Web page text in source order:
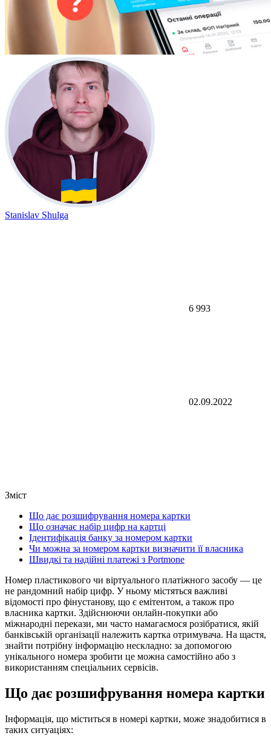
Stanislav Shulga
6 993
02.09.2022
Зміст
Що дає розшифрування номера картки
Що означає набір цифр на картці
Ідентифікація банку за номером картки
Чи можна за номером картки визначити її власника
Швидкі та надійні платежі з Portmone
Номер пластикового чи віртуального платіжного засобу — це
не рандомний набір цифр. У ньому містяться важливі
відомості про фінустанову, що є емітентом, а також про
власника картки. Здійснюючи онлайн-покупки або
міжнародні перекази, ми часто намагаємося розібратися, якій
банківській організації належить картка отримувача. На щастя,
знайти потрібну інформацію нескладно: за допомогою
унікального номера зробити це можна самостійно або з
використанням спеціальних сервісів.
Що дає розшифрування номера картки
Інформація, що міститься в номері картки, може знадобитися в
таких ситуаціях: